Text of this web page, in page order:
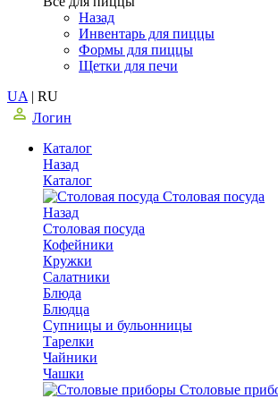
Назад
Инвентарь для пиццы
Формы для пиццы
Щетки для печи
UA | RU
Логин
Каталог
Назад
Каталог
Столовая посуда
Назад
Столовая посуда
Кофейники
Кружки
Салатники
Блюда
Блюдца
Супницы и бульонницы
Тарелки
Чайники
Чашки
Cтоловые